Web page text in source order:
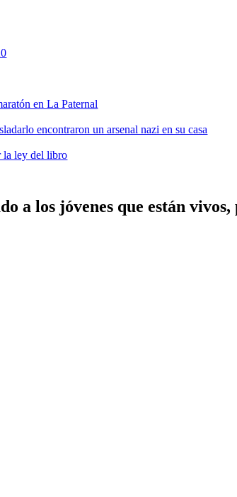
en La Paternal
encontraron un arsenal nazi en su casa
la ley del libro
a los jóvenes que están